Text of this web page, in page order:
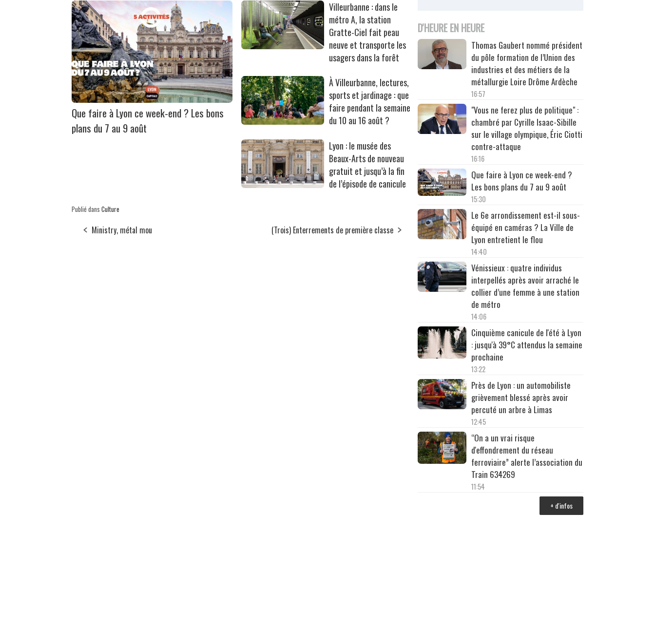
Que faire à Lyon ce week-end ? Les bons
plans du 7 au 9 août
Villeurbanne : dans le
métro A, la station
Gratte-Ciel fait peau
neuve et transporte les
usagers dans la forêt
À Villeurbanne, lectures,
sports et jardinage : que
faire pendant la semaine
du 10 au 16 août ?
Lyon : le musée des
Beaux-Arts de nouveau
gratuit et jusqu’à la fin
de l’épisode de canicule
Publié dans Culture
Ministry, métal mou (Trois) Enterrements de première classe
D'HEURE EN HEURE
Thomas Gaubert nommé président
du pôle formation de l’Union des
industries et des métiers de la
métallurgie Loire Drôme Ardèche
16:57
"Vous ne ferez plus de politique" :
chambré par Cyrille Isaac-Sibille
sur le village olympique, Éric Ciotti
contre-attaque
16:16
Que faire à Lyon ce week-end ?
Les bons plans du 7 au 9 août
15:30
Le 6e arrondissement est-il sous-
équipé en caméras ? La Ville de
Lyon entretient le flou
14:40
Vénissieux : quatre individus
interpellés après avoir arraché le
collier d’une femme à une station
de métro
14:06
Cinquième canicule de l'été à Lyon
: jusqu'à 39°C attendus la semaine
prochaine
13:22
Près de Lyon : un automobiliste
grièvement blessé après avoir
percuté un arbre à Limas
12:45
“On a un vrai risque
d'effondrement du réseau
ferroviaire” alerte l’association du
Train 634269
11:54
+ d'infos